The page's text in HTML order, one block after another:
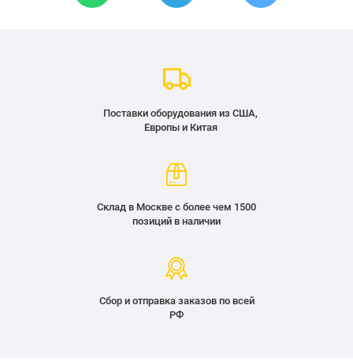
Поставки оборудования из США,
Европы и Китая
Склад в Москве с более чем 1500
позиций в наличии
Сбор и отправка заказов по всей
РФ